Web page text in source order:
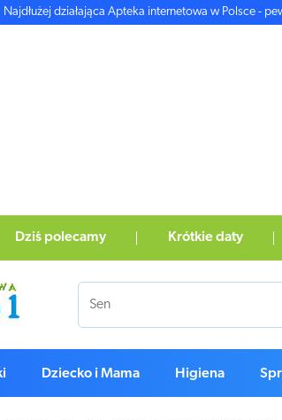
Najdłużej działająca Apteka internetowa w Polsce -
Dziś polecamy Krótkie daty
Dziecko i Mama Higiena